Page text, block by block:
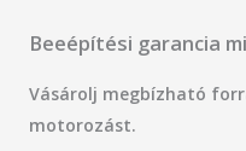
Beeépítési garancia
Vásárolj megbízható
motorozást.